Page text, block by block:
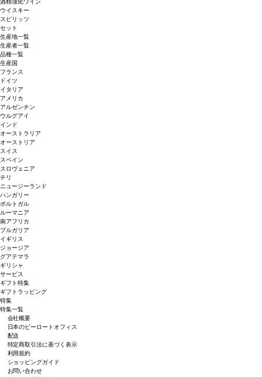
ウイスキー
スピリッツ
セット
生産地一覧
生産者一覧
品種一覧
生産国
フランス
ドイツ
イタリア
アメリカ
アルゼンチン
ウルグアイ
インド
オーストラリア
オーストリア
スイス
スペイン
スロヴェニア
チリ
ニュージーランド
ハンガリー
ポルトガル
ルーマニア
南アフリカ
ブルガリア
イギリス
ジョージア
グアテマラ
ギリシャ
サービス
ギフト特集
ギフトラッピング
特集
特集一覧
会社概要
日本のピーロートオフィス
配送
特定商取引法に基づく表示
利用規約
ショッピングガイド
お問い合わせ